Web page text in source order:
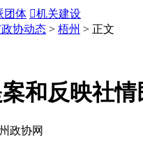
团体 机关建设
协动态 > 梧州 > 正文
和反映社
政协网